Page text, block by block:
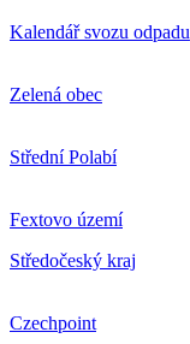
Kalendář svozu odpadu
Zelená obec
Střední Polabí
Fextovo území
Středočeský kraj
Czechpoint